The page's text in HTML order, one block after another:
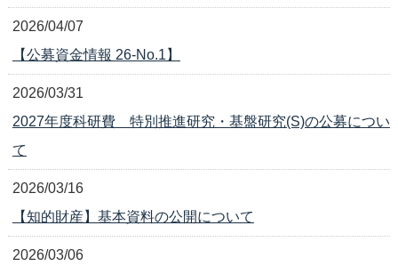
2026/04/07
【公募資金情報 26-No.1】
2026/03/31
2027年度科研費 特別推進研究・基盤研究(S)の公募につい
て
2026/03/16
【知的財産】基本資料の公開について
2026/03/06